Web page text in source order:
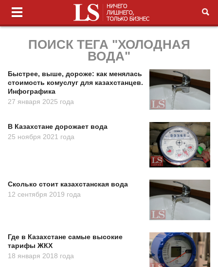
ПОИСК ТЕГА "ХОЛОДНАЯ
ВОДА"
Быстрее, выше, дороже: как менялась
стоимость комуслуг для казахстанцев.
Инфографика
27 января 2025 года
В Казахстане дорожает вода
25 ноября 2021 года
Сколько стоит казахстанская вода
12 сентября 2019 года
Где в Казахстане самые высокие
тарифы ЖКХ
18 января 2018 года